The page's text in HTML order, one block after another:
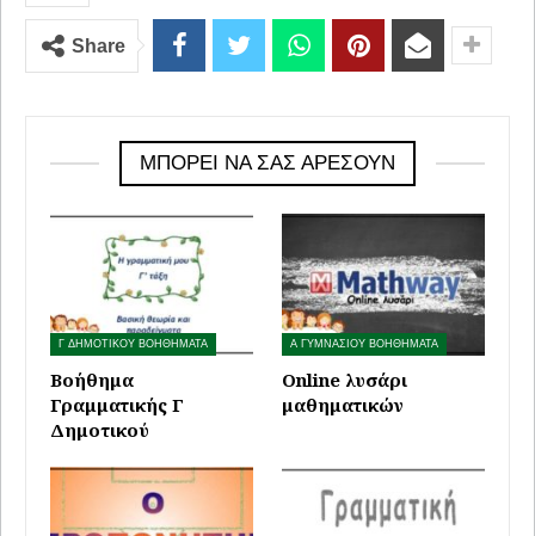
Share
ΜΠΟΡΕΊ ΝΑ ΣΑΣ ΑΡΈΣΟΥΝ
Γ ΔΗΜΟΤΙΚΟΥ ΒΟΗΘΗΜΑΤΑ
Βοήθημα
Γραμματικής Γ
Δημοτικού
Α ΓΥΜΝΑΣΙΟΥ ΒΟΗΘΗΜΑΤΑ
Online λυσάρι
μαθηματικών